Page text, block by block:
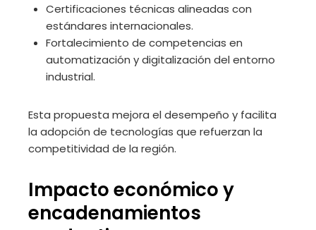
Certificaciones técnicas alineadas con
estándares internacionales.
Fortalecimiento de competencias en
automatización y digitalización del entorno
industrial.
Esta propuesta mejora el desempeño y facilita
la adopción de tecnologías que refuerzan la
competitividad de la región.
Impacto económico y
encadenamientos